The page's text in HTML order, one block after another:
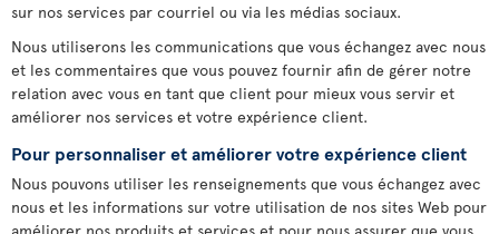
sur nos services par courriel ou via les médias sociaux.
Nous utiliserons les communications que vous échangez avec nous
et les commentaires que vous pouvez fournir afin de gérer notre
relation avec vous en tant que client pour mieux vous servir et
améliorer nos services et votre expérience client.
Pour personnaliser et améliorer votre expérience client
Nous pouvons utiliser les renseignements que vous échangez avec
nous et les informations sur votre utilisation de nos sites Web pour